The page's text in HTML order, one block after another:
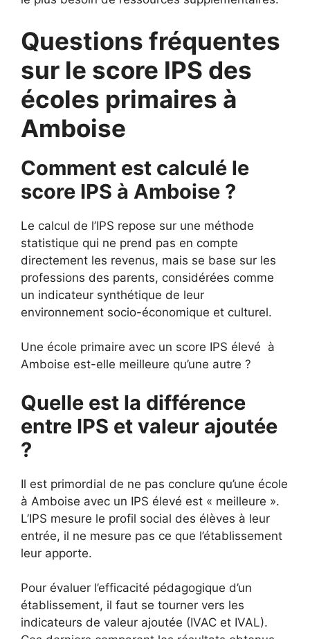
Questions fréquentes
sur le score IPS des
écoles primaires à
Amboise
Comment est calculé le
score IPS à Amboise ?
Le calcul de l’IPS repose sur une méthode
statistique qui ne prend pas en compte
directement les revenus, mais se base sur les
professions des parents, considérées comme
un indicateur synthétique de leur
environnement socio-économique et culturel.
Une école primaire avec un score IPS élevé à
Amboise est-elle meilleure qu’une autre ?
Quelle est la différence
entre IPS et valeur ajoutée
?
Il est primordial de ne pas conclure qu’une école
à Amboise avec un IPS élevé est « meilleure ».
L’IPS mesure le profil social des élèves à leur
entrée, il ne mesure pas ce que l’établissement
leur apporte.
Pour évaluer l’efficacité pédagogique d’un
établissement, il faut se tourner vers les
indicateurs de valeur ajoutée (IVAC et IVAL).